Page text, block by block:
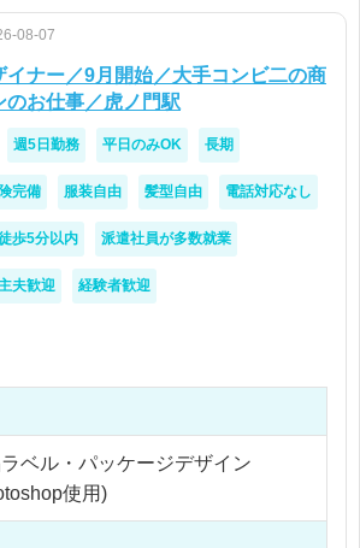
08-07
イナー／9月開始／大手コンビ二の商
お仕事／虎ノ門駅
週5日勤務 平日のみOK 長期
完備 服装自由 髪型自由 電話対応なし
歩5分以内 派遣社員が多数就業
夫歓迎 経験者歓迎
ベル・パッケージデザイン
使用)